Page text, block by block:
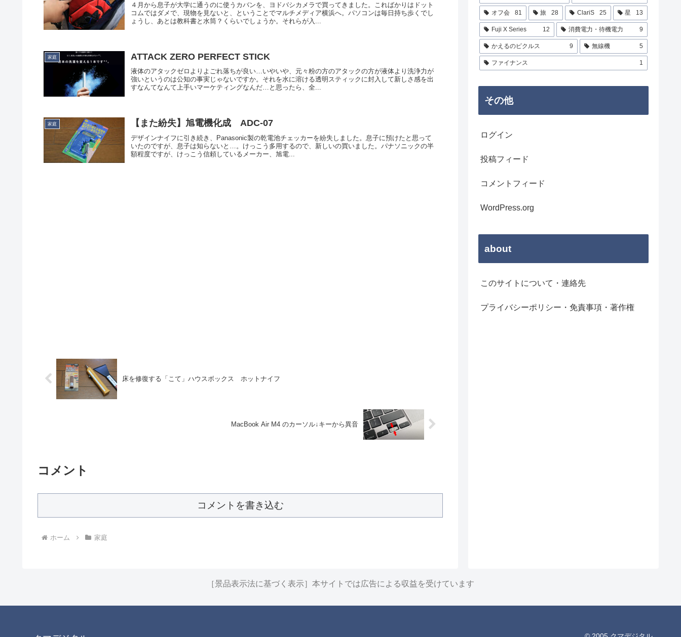
４月から息子が大学に通うのに使うカバンを、ヨドバシカメラで買ってきました。こればかりはドット
コムではダメで、現物を見ないと、ということでマルチメディア横浜へ。パソコンは毎日持ち歩くでし
ょうし、あとは教科書と水筒？くらいでしょうか。それらが入...
家庭 ATTACK ZERO PERFECT STICK
液体のアタックゼロよりよごれ落ちが良い…いやいや、元々粉の方のアタックの方が液体より洗浄力が
強いというのは公知の事実じゃないですか。それを水に溶ける透明スティックに封入して新しさ感を出
すなんてなんて上手いマーケティングなんだ…と思ったら、全...
家庭 【また紛失】旭電機化成 ADC-07
デザインナイフに引き続き、Panasonic製の乾電池チェッカーを紛失しました。息子に預けたと思って
いたのですが、息子は知らないと…。けっこう多用するので、新しいの買いました。パナソニックの半
額程度ですが、けっこう信頼しているメーカー、旭電...
床を修復する「こて」ハウスボックス ホットナイフ
MacBook Air M4 のカーソル↓キーから異音
コメント
コメントを書き込む
ホーム 家庭
オフ会 81 旅 28 ClariS 25 星 13
Fuji X Series 12 消費電力・待機電力 9
かえるのピクルス 9 無線機 5
ファイナンス 1
その他
ログイン
投稿フィード
コメントフィード
WordPress.org
about
このサイトについて・連絡先
プライバシーポリシー・免責事項・著作権
［景品表示法に基づく表示］本サイトでは広告による収益を受けています